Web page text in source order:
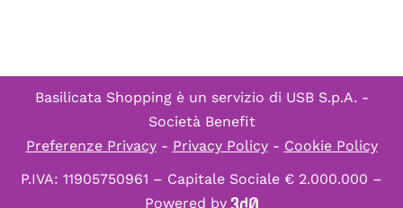
Basilicata Shopping è un servizio di USB S.p.A. -
Società Benefit
Preferenze Privacy- Privacy Policy- Cookie Policy
P.IVA: 11905750961 – Capitale Sociale € 2.000.000 –
Powered by